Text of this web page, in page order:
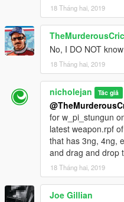
18 Tháng hai, 2019
No, I DO NOT
18 Tháng hai, 2019
nicholejan Tác giả
for w_pi_stungun
latest weapon.rpf
that has 3ng, 4ng,
and drag and drop
18 Tháng hai, 2019
Joe Gillian